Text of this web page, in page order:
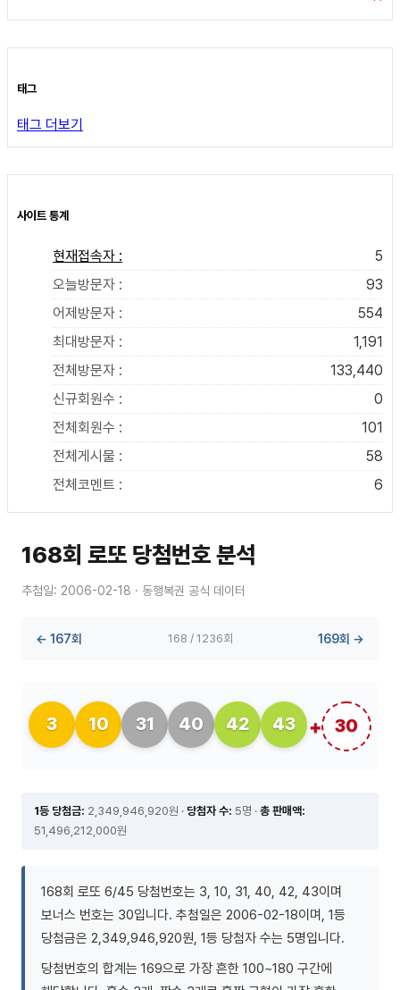
태그
태그 더보기
사이트 통계
현재접속자 :
5
오늘방문자 :
93
어제방문자 :
554
최대방문자 :
1,191
전체방문자 :
133,440
신규회원수 :
0
전체회원수 :
101
전체게시물 :
58
전체코멘트 :
6
168회 로또 당첨번호 분석
추첨일: 2006-02-18 · 동행복권 공식 데이터
← 167회 168 / 1236회 169회 →
3 10 31 40 42 43 30
1등 당첨금: 2,349,946,920원 · 당첨자 수: 5명 · 총 판매액:
51,496,212,000원
168회 로또 6/45 당첨번호는 3, 10, 31, 40, 42, 43이며
보너스 번호는 30입니다. 추첨일은 2006-02-18이며, 1등
당첨금은 2,349,946,920원, 1등 당첨자 수는 5명입니다.
당첨번호의 합계는 169으로 가장 흔한 100~180 구간에